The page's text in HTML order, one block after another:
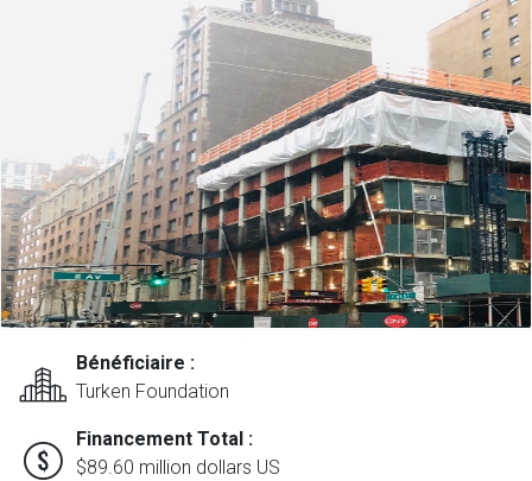
Bénéficiaire :
Turken Foundation
Financement Total :
$89.60 million dollars US